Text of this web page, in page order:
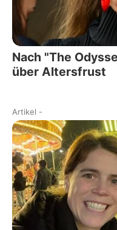
Nach "The
über Altersfrust
Artikel -